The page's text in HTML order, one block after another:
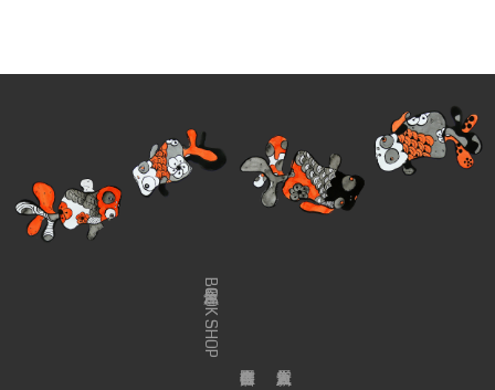
金魚屋BOOK SHOP